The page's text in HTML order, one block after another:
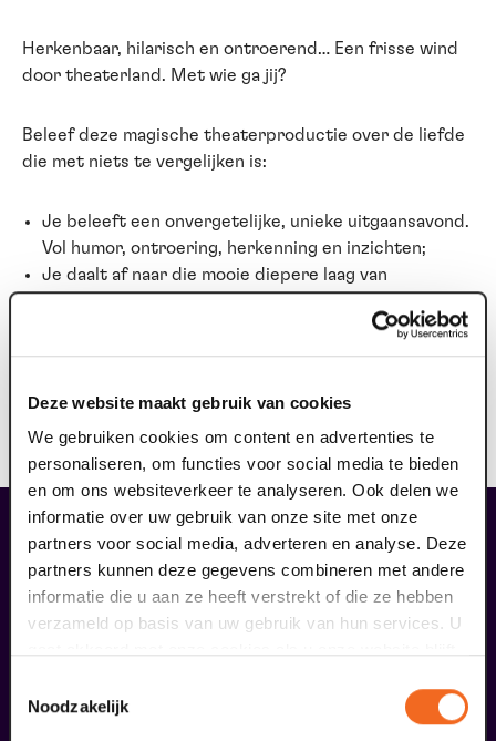
Deze website maakt gebruik van cookies
We gebruiken cookies om content en advertenties te
personaliseren, om functies voor social media te bieden
en om ons websiteverkeer te analyseren. Ook delen we
informatie over uw gebruik van onze site met onze
partners voor social media, adverteren en analyse. Deze
partners kunnen deze gegevens combineren met andere
informatie die u aan ze heeft verstrekt of die ze hebben
verzameld op basis van uw gebruik van hun services. U
Noodzakelijk
Herkenbaar, hilarisch en ontroerend… Een frisse wind
door theaterland. Met wie ga jij?
Beleef deze magische theaterproductie over de liefde
die met niets te vergelijken is:
Je beleeft een onvergetelijke, unieke uitgaansavond.
Vol humor, ontroering, herkenning en inzichten;
Je daalt af naar die mooie diepere laag van
Je bent verzekerd van een enorme groei in je
Je gaat een heel nieuw avontuur aan! Of je nu single
bent of 40 jaar getrouwd.
liefhebbers bestelden ook...
BACKSTAGE
06
augustus